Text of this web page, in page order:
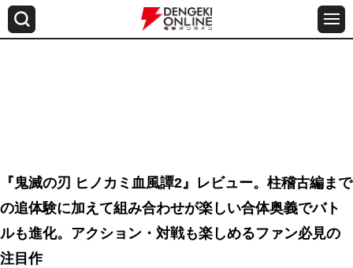
『鬼滅の刃 ヒノカミ血風譚2』レビュー。柱稽古編まで
の追体験に加えて組み合わせが楽しい合体奥義でバト
ルも進化。アクション・対戦も楽しめるファン必見の
注目作